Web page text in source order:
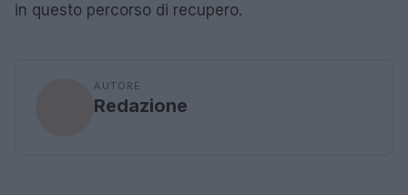
in questo percorso di recupero.
AUTORE
Redazione